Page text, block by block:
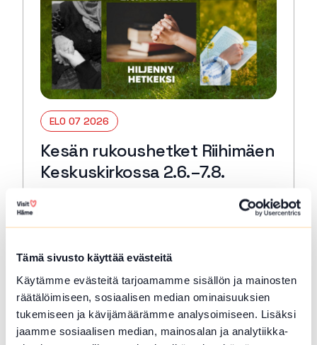
Tämä sivusto käyttää evästeitä
Käytämme evästeitä tarjoamamme sisällön ja mainosten
räätälöimiseen, sosiaalisen median ominaisuuksien
tukemiseen ja kävijämäärämme analysoimiseen. Lisäksi
jaamme sosiaalisen median, mainosalan ja analytiikka-
ELO 07 2026
Kesän rukoushetket Riihimäen
Keskuskirkossa 2.6.–7.8.
Tervetuloa kaikille avoimiin
Keskuskirkko. Kesto 15 min. 🙏🏻✝️ 🔖
rukous. Kestjo 30 min. ja…
Lue lisää tapahtumasta Kesän rukoushetket